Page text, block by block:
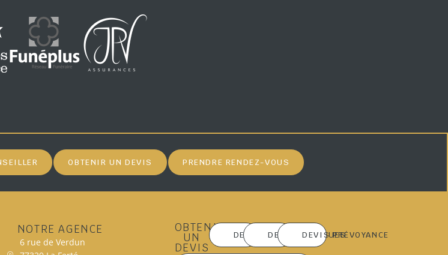
OBTENIR UN DEVIS PRENDRE RENDEZ-VOUS
NOTRE AGENCE
6 rue de Verdun
OBTENIR
UN
DEVIS
DEVIS MARBRERIE
DEVIS OBSÈQUES
DEVIS PRÉVOYANCE